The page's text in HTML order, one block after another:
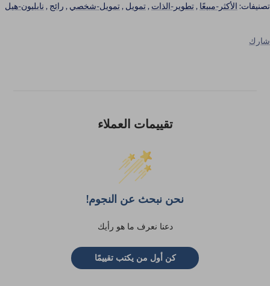
تصنيفات: الأكثر-مبيعًا , تطوير-الذات , تمويل , تمويل-شخصي , رائج , نابليون-هيل
شارك
تقييمات العملاء
نحن نبحث عن النجوم!
دعنا نعرف ما هو رأيك
كن أول من يكتب تقييمًا